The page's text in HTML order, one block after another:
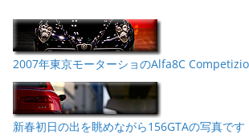
2007年東京モーターショのAlfa8C
新春初日の出を眺めながら156GTAの写真です